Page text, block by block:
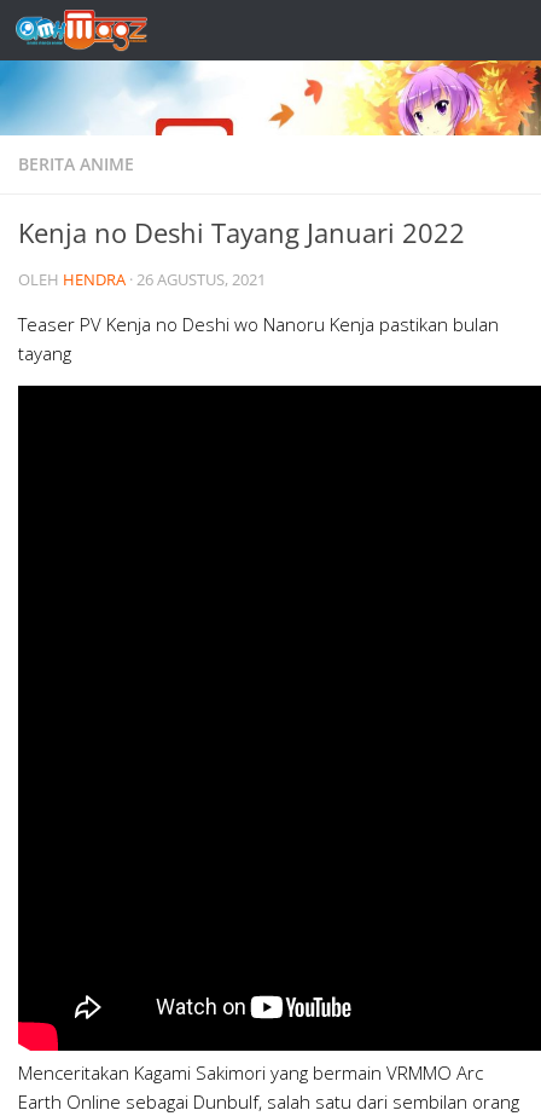
Skip to content
BERITA ANIME
Kenja no Deshi Tayang Januari 2022
OLEH HENDRA ·26 AGUSTUS, 2021
Teaser PV Kenja no Deshi wo Nanoru Kenja pastikan bulan
tayang
Menceritakan Kagami Sakimori yang bermain VRMMO Arc
Earth Online sebagai Dunbulf, salah satu dari sembilan orang